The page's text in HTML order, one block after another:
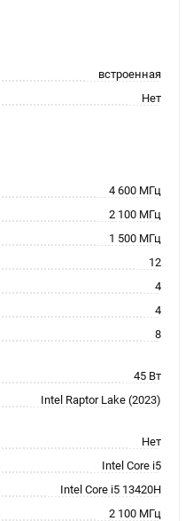
встроенная
Нет
4 600 МГц
2 100 МГц
1 500 МГц
12
4
4
8
45 Вт
Intel Raptor Lake (2023)
Нет
Intel Core i5
Intel Core i5 13420H
2 100 МГц